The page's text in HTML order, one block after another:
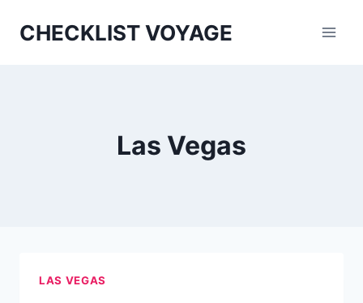
CHECKLIST VOYAGE
Las Vegas
LAS VEGAS